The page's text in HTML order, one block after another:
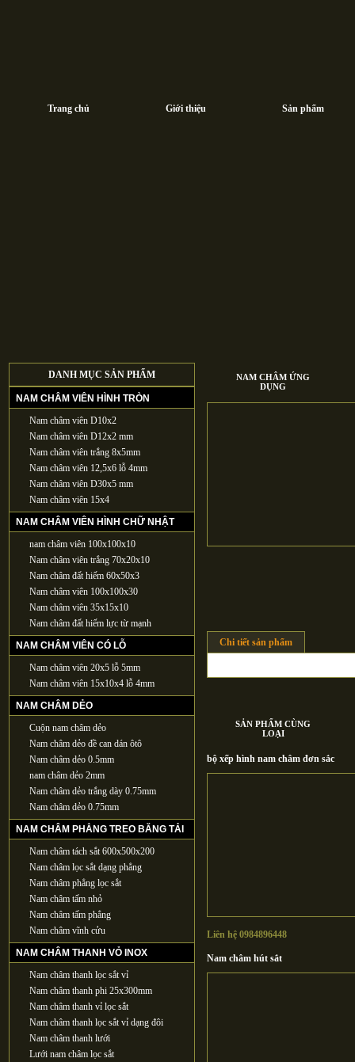
Trang chủ Giới thiệu Sản phẩm
DANH MỤC SẢN PHẨM
NAM CHÂM VIÊN HÌNH TRÒN
Nam châm viên D10x2
Nam châm viên D12x2 mm
Nam châm viên trắng 8x5mm
Nam châm viên 12,5x6 lỗ 4mm
Nam châm viên D30x5 mm
Nam châm viên 15x4
NAM CHÂM VIÊN HÌNH CHỮ NHẬT
nam châm viên 100x100x10
Nam châm viên trắng 70x20x10
Nam châm đất hiếm 60x50x3
Nam châm viên 100x100x30
Nam châm viên 35x15x10
Nam châm đất hiếm lực từ mạnh
NAM CHÂM VIÊN CÓ LỖ
Nam châm viên 20x5 lỗ 5mm
Nam châm viên 15x10x4 lỗ 4mm
NAM CHÂM DẺO
Cuộn nam châm dẻo
Nam châm dẻo đề can dán ôtô
Nam châm dẻo 0.5mm
nam châm dẻo 2mm
Nam châm dẻo trắng dày 0.75mm
Nam châm dẻo 0.75mm
NAM CHÂM PHẲNG TREO BĂNG TẢI
Nam châm tách sắt 600x500x200
Nam châm lọc sắt dạng phẳng
Nam châm phẳng lọc sắt
Nam châm tấm nhỏ
Nam châm tấm phẳng
Nam châm vĩnh cửu
NAM CHÂM THANH VỎ INOX
Nam châm thanh lọc sắt vỉ
Nam châm thanh phi 25x300mm
Nam châm thanh vỉ lọc sắt
Nam châm thanh lọc sắt vỉ dạng đôi
Nam châm thanh lưới
Lưới nam châm lọc sắt
NAM CHÂM ỨNG
DỤNG
Chi tiết sản phẩm
SẢN PHẨM CÙNG
LOẠI
bộ xếp hình nam châm đơn sắc
Liên hệ 0984896448
Nam châm hút sắt